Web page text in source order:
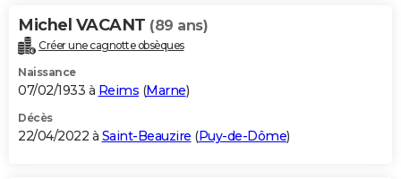
Michel VACANT (89 ans)
Créer une cagnotte obsèques
Naissance
07/02/1933 à Reims (Marne)
Décès
22/04/2022 à Saint-Beauzire (Puy-de-Dôme)